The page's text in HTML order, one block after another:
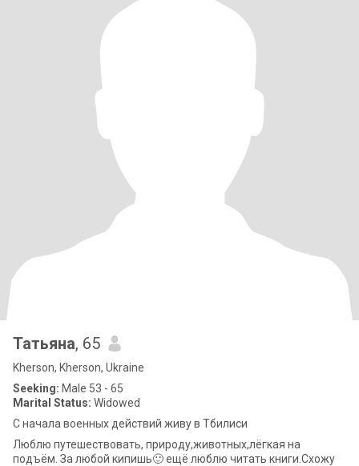
Татьяна, 65
Kherson, Kherson, Ukraine
Seeking: Male 53 - 65
Marital Status: Widowed
С начала военных действий живу в Тбилиси
Люблю путешествовать, природу,животных,лёгкая на
подъём. За любой кипишь🙂 ещё люблю читать книги.Схожу